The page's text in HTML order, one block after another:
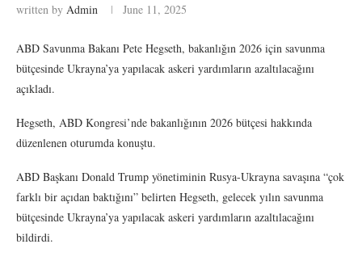
written by Admin June 11, 2025
ABD Savunma Bakanı Pete Hegseth, bakanlığın 2026 için savunma
bütçesinde Ukrayna’ya yapılacak askeri yardımların azaltılacağını
açıkladı.
Hegseth, ABD Kongresi’nde bakanlığının 2026 bütçesi hakkında
düzenlenen oturumda konuştu.
ABD Başkanı Donald Trump yönetiminin Rusya-Ukrayna savaşına “çok
farklı bir açıdan baktığını” belirten Hegseth, gelecek yılın savunma
bütçesinde Ukrayna’ya yapılacak askeri yardımların azaltılacağını
bildirdi.